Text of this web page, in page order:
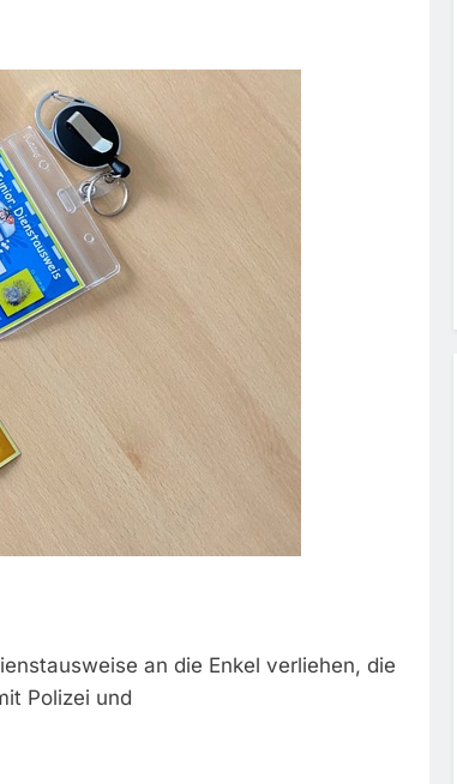
an die Enkel verliehen, die
Polizei und